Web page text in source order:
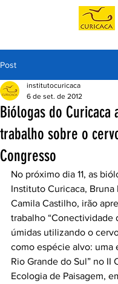
Post
Biólogas do Curicaca
trabalho sobre o
Congresso
institutocuricaca
6 de set. de 2012
No próximo dia 11, as
Instituto Curicaca, Bruna
Camila Castilho, irão
trabalho “Conectividade
úmidas utilizando o
como espécie alvo: uma
Rio Grande do Sul” no II
Ecologia de Paisagem,